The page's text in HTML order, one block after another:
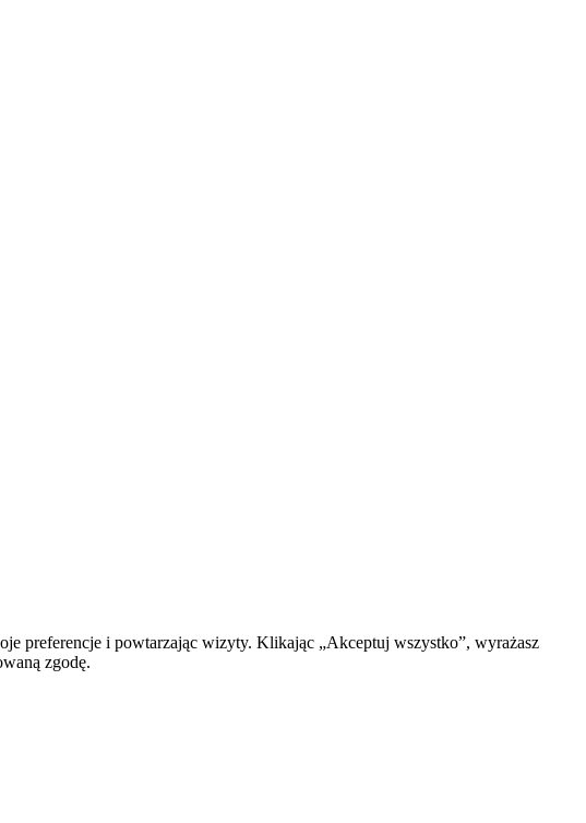
preferencje i powtarzając wizyty. Klikając „Akceptuj wszystko”, wyrażasz
zgodę.